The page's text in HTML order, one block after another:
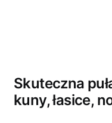
Skuteczna
kuny, łasice,